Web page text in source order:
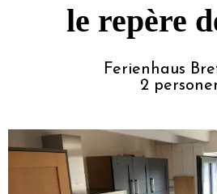
le repère
Ferienhaus
2